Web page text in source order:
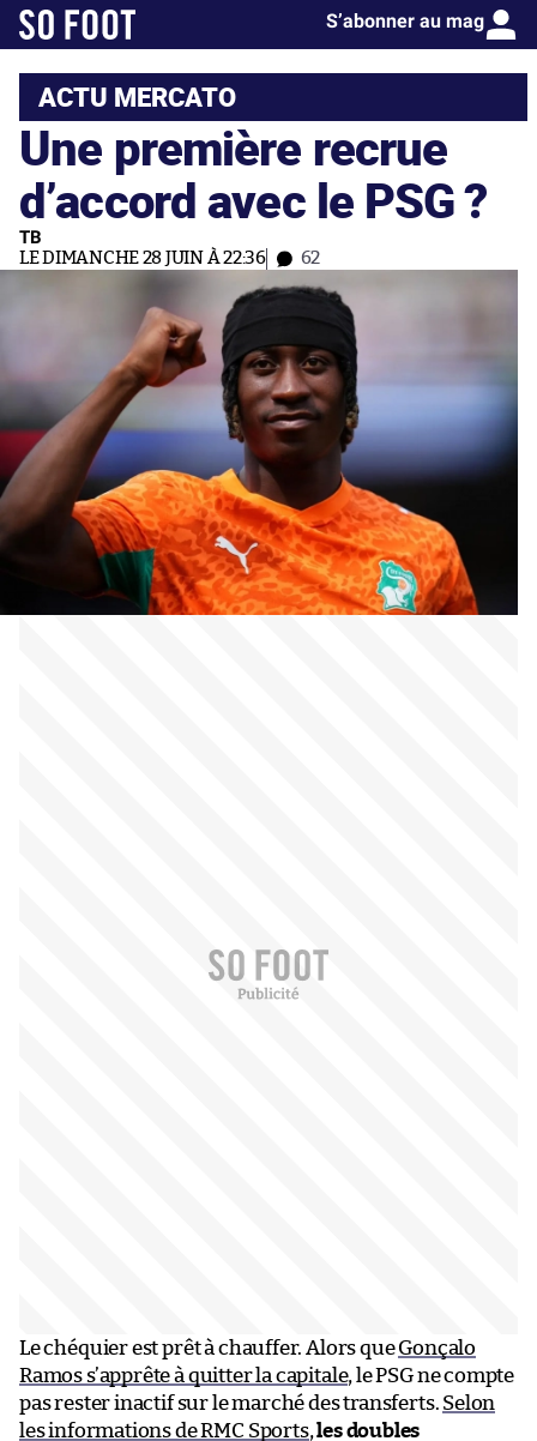
S’abonner au mag
ACTU MERCATO
Une première recrue
d’accord avec le PSG ?
TB
LE DIMANCHE 28 JUIN À 22:36 62
Le chéquier est prêt à chauffer. Alors queGonçalo
Ramos s’apprête à quitter la capitale, le PSG ne compte
pas rester inactif sur le marché des transferts. Selon
les informations de RMC Sports,les doubles